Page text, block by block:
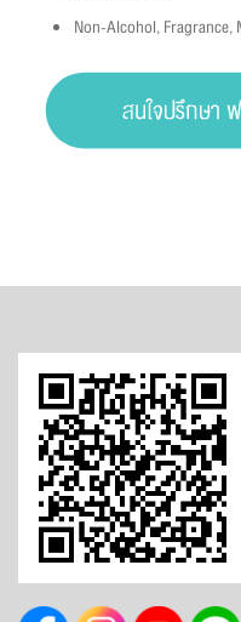
Non-Alcohol, Fragrance,